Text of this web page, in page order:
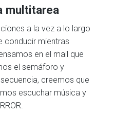
multitarea
a la vez a lo largo
conducir mientras
en el mail que
el semáforo y
creemos que
escuchar música y